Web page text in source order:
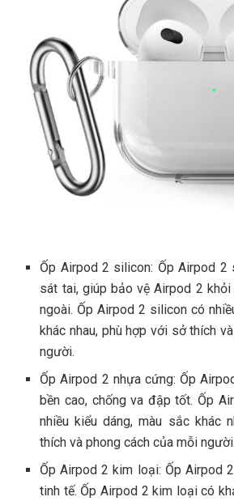
Ốp Airpod 2 silicon: Ốp Airpod 2
sát tai, giúp bảo vệ Airpod 2
ngoài. Ốp Airpod 2 silicon có
khác nhau, phù hợp với sở thích
người.
Ốp Airpod 2 nhựa cứng: Ốp
bền cao, chống va đập tốt. Ốp
nhiều kiểu dáng, màu sắc khác
thích và phong cách của mỗi người.
Ốp Airpod 2 kim loại: Ốp Airpod
tinh tế. Ốp Airpod 2 kim loại có